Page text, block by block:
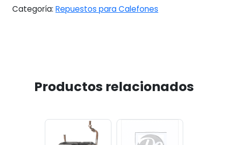
Categoría: Repuestos para Calefones
Productos relacionados